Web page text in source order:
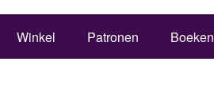
Winkel Patronen Boeken